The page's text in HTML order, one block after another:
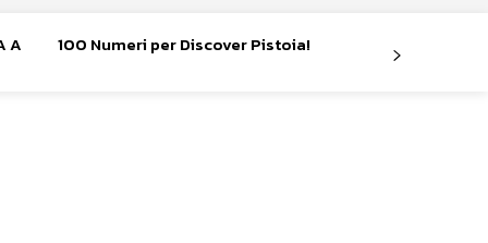
A 100 Numeri per Discover Pistoia!